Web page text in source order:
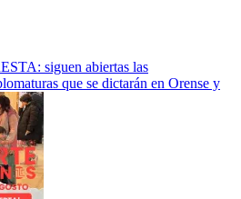
siguen abiertas las
que se dictarán en Orense y